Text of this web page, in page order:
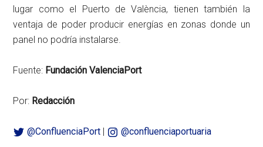
lugar como el Puerto de València, tienen también la
ventaja de poder producir energías en zonas donde un
panel no podría instalarse.
Fuente: Fundación ValenciaPort
Por: Redacción
@ConfluenciaPort | @confluenciaportuaria